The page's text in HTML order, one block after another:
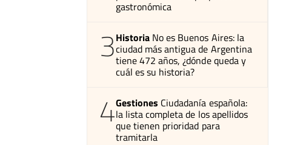
gastronómica
3Historia No es Buenos Aires: la
ciudad más antigua de Argentina
tiene 472 años, ¿dónde queda y
cuál es su historia?
4Gestiones Ciudadanía española:
la lista completa de los apellidos
que tienen prioridad para
tramitarla